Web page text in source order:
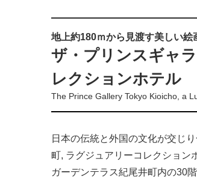
地上約180ｍから見渡す美しい絵
ザ・プリンスギャ
レクションホテル
The Prince Gallery Tokyo Kioicho, a
日本の伝統と外国の文化が交じ
町, ラグジュアリーコレクション
ガーデンテラス紀尾井町内の30